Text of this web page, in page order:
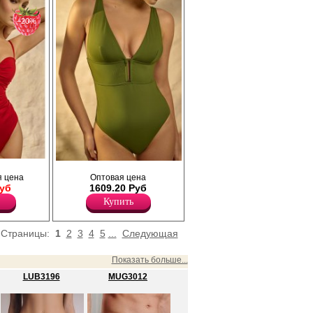
Эластан 5%
−20%
цена
цвета из плотной и эластичной ткани, с
мягкими чашками, съемными
поролоновыми вкладышами, глубоким V-
образным вырезом, широкими бретелями с
регулировкой длины. Глубокий вырез
фиксируют металлические косточки-
разделители.
Эластан 13%
Оптовая цена
1609.20 Руб
Купить
Страницы: 1 2 3 4 5 Следующая
Показать больше...
LUB3196 MUG3012